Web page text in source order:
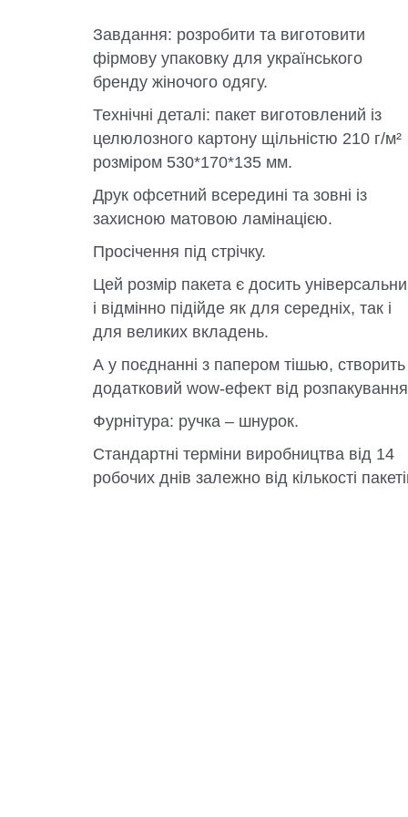
Завдання: розробити та виготовити
фірмову упаковку для українського
бренду жіночого одягу.
Технічні деталі: пакет виготовлений із
целюлозного картону щільністю 210 г/м²
розміром 530*170*135 мм.
Друк офсетний всередині та зовні із
захисною матовою ламінацією.
Просічення під стрічку.
Цей розмір пакета є досить
і відмінно підійде як для середніх, так і
для великих вкладень.
А у поєднанні з папером тішью, створить
додатковий wow-ефект від
Фурнітура: ручка – шнурок.
Стандартні терміни виробництва від 14
робочих днів залежно від кількості